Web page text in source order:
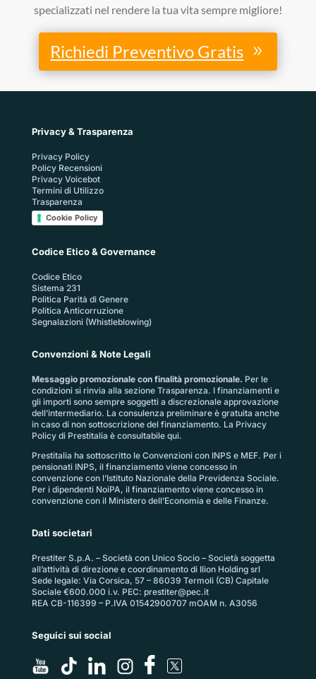
specializzati nel rendere la tua vita sempre migliore!
Richiedi Preventivo Gratis
Privacy & Trasparenza
Privacy Policy
Policy Recensioni
Privacy Voicebot
Termini di Utilizzo
Trasparenza
Cookie Policy
Codice Etico & Governance
Codice Etico
Sistema 231
Politica Parità di Genere
Politica Anticorruzione
Segnalazioni (Whistleblowing)
Convenzioni & Note Legali
Messaggio promozionale con finalità promozionale. Per le
condizioni si rinvia alla sezione Trasparenza. I finanziamenti e
gli importi sono sempre soggetti a discrezionale approvazione
dell’intermediario. La consulenza preliminare è gratuita anche
in caso di non sottoscrizione del finanziamento. La Privacy
Policy di Prestitalia è consultabile qui.
Prestitalia ha sottoscritto le Convenzioni con INPS e MEF. Per i
pensionati INPS, il finanziamento viene concesso in
convenzione con l’Istituto Nazionale della Previdenza Sociale.
Per i dipendenti NoiPA, il finanziamento viene concesso in
convenzione con il Ministero dell’Economia e delle Finanze.
Dati societari
Prestiter S.p.A. – Società con Unico Socio – Società soggetta
all’attività di direzione e coordinamento di Ilion Holding srl
Sede legale: Via Corsica, 57 – 86039 Termoli (CB) Capitale
Sociale €600.000 i.v. PEC: prestiter@pec.it
REA CB-116399 – P.IVA 01542900707 mOAM n. A3056
Seguici sui social